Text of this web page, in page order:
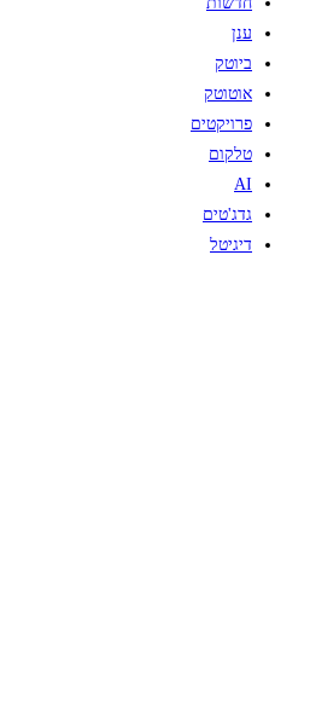
ענן
ביוטק
אוטוטק
פרויקטים
טלקום
AI
גדג'טים
דיגיטל